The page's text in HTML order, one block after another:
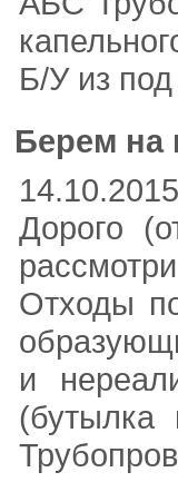
Б/У из под
Берем на
14.10.2015
Дорого
Отходы
и